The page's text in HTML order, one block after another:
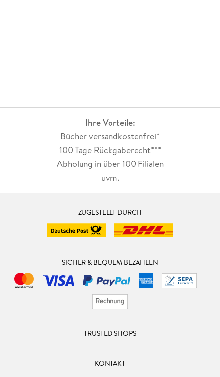
Ihre Vorteile:
Bücher versandkostenfrei*
100 Tage Rückgaberecht***
Abholung in über 100 Filialen
uvm.
ZUGESTELLT DURCH
SICHER & BEQUEM BEZAHLEN
TRUSTED SHOPS
KONTAKT